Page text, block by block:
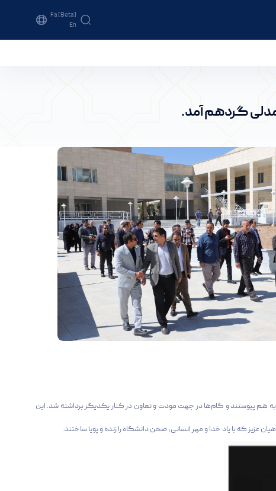
Fa [beta]
En
گردهم آمد.
هم پیوستند و گام‌ها در جهت مودت و تعاون در کنار یکدیگر برداشته شد. این
که با یاد خدا و مهر انسانی، صحن دانشگاه را زنده و پویا ساختند.